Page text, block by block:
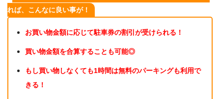
れば、こんなに良い事が！
お買い物金額に応じて駐車券の割引が受けられる！
買い物金額を合算することも可能◎
もし買い物しなくても1時間は無料のパーキングも利用で
きる！